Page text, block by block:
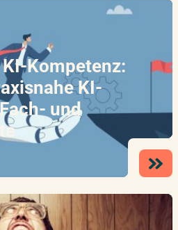
Kompetenz:
KI-
und